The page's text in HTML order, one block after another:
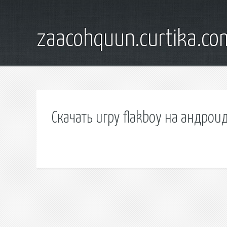
Скачать игру flakboy на